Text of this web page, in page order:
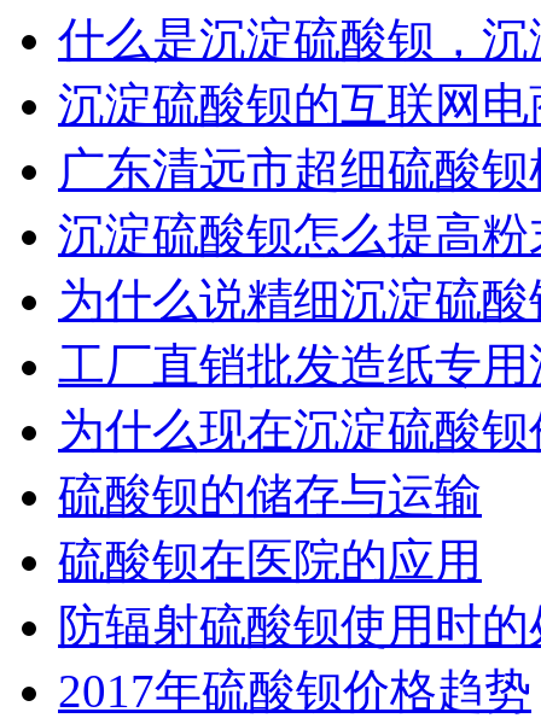
什么是沉淀硫酸钡，
沉淀硫酸钡的互联网
广东清远市超细硫酸
沉淀硫酸钡怎么提高
为什么说精细沉淀硫
工厂直销批发造纸专
为什么现在沉淀硫酸
硫酸钡的储存与运输
硫酸钡在医院的应用
防辐射硫酸钡使用时
2017年硫酸钡价格趋势